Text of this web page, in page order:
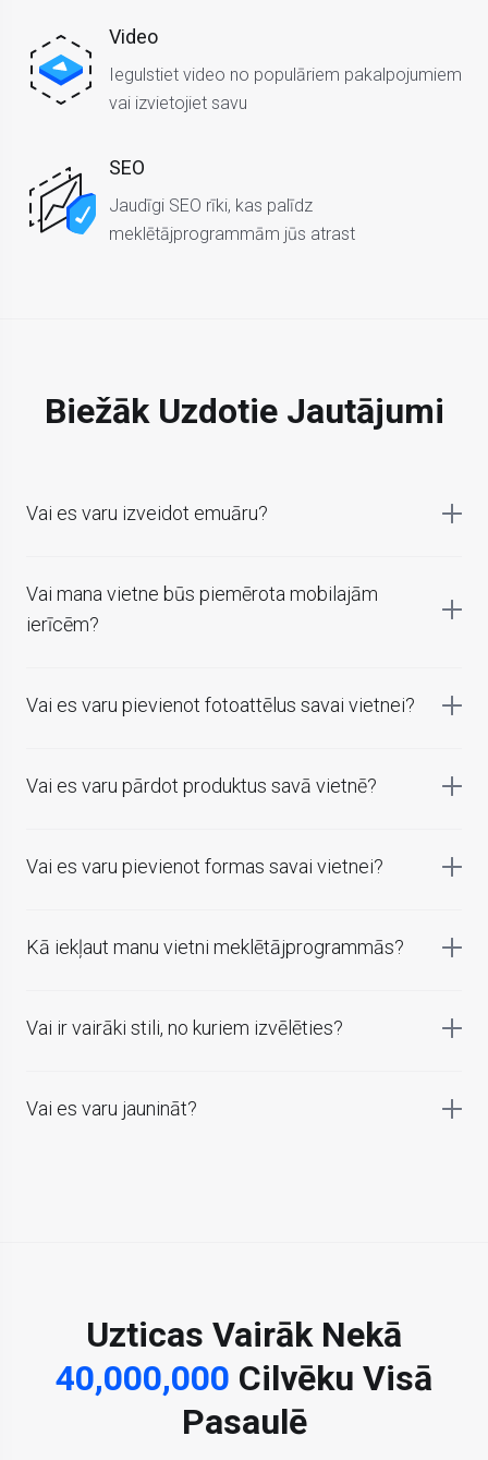
Video
Iegulstiet video no populāriem pakalpojumiem
vai izvietojiet savu
SEO
Jaudīgi SEO rīki, kas palīdz
meklētājprogrammām jūs atrast
Biežāk Uzdotie Jautājumi
Vai es varu izveidot emuāru?
Vai mana vietne būs piemērota mobilajām
ierīcēm?
Vai es varu pievienot fotoattēlus savai vietnei?
Vai es varu pārdot produktus savā vietnē?
Vai es varu pievienot formas savai vietnei?
Kā iekļaut manu vietni meklētājprogrammās?
Vai ir vairāki stili, no kuriem izvēlēties?
Vai es varu jaunināt?
Uzticas Vairāk Nekā
40,000,000 Cilvēku Visā
Pasaulē